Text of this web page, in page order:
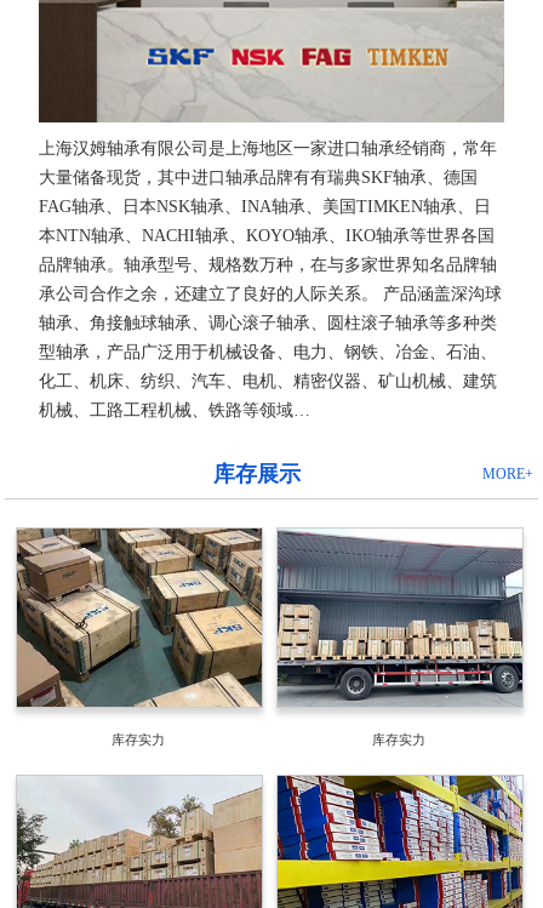
上海汉姆轴承有限公司是上海地区一家进口轴承经销商，常年
大量储备现货，其中进口轴承品牌有有瑞典SKF轴承、德国
FAG轴承、日本NSK轴承、INA轴承、美国TIMKEN轴承、日
本NTN轴承、NACHI轴承、KOYO轴承、IKO轴承等世界各国
品牌轴承。轴承型号、规格数万种，在与多家世界知名品牌轴
承公司合作之余，还建立了良好的人际关系。 产品涵盖深沟球
轴承、角接触球轴承、调心滚子轴承、圆柱滚子轴承等多种类
型轴承，产品广泛用于机械设备、电力、钢铁、冶金、石油、
化工、机床、纺织、汽车、电机、精密仪器、矿山机械、建筑
机械、工路工程机械、铁路等领域…
MORE+
库存展示
库存实力 库存实力